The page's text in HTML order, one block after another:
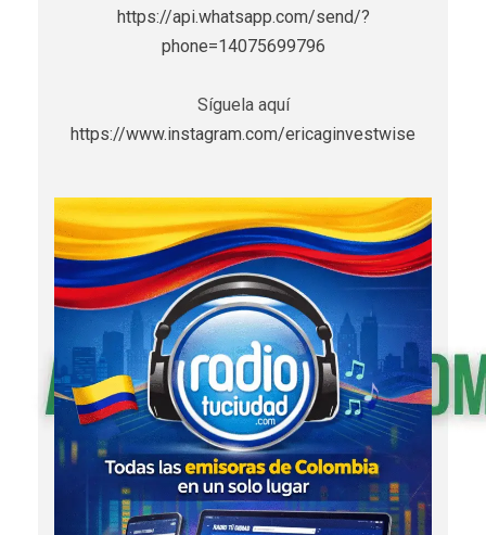
https://api.whatsapp.com/send/?
phone=14075699796
Síguela aquí
https://www.instagram.com/ericaginvestwise